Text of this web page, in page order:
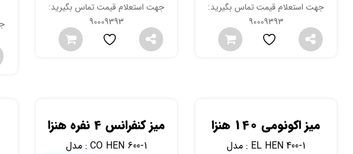
جهت استعلام قیمت تماس بگیرید:
90009393
جهت استعلام قیمت تماس بگیرید:
90009393
میز اکونومی 140 هنزا
مدل : EL HEN 400-1
میز کنفرانس 4 نفره هنزا
مدل : CO HEN 600-1